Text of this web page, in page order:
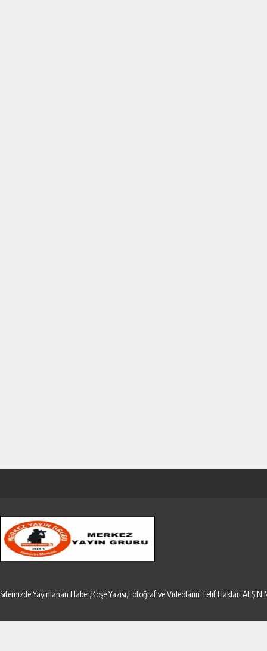
Sitemizde Yayınlanan Haber,Köşe Yazısı,Fotoğraf ve Videoların Telif Hakları